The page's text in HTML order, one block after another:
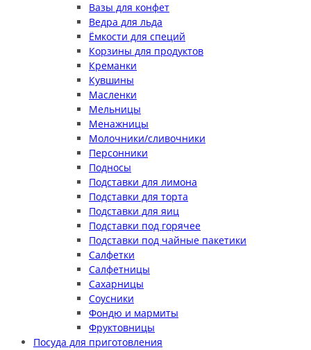
Вазы для конфет
Ведра для льда
Ёмкости для специй
Корзины для продуктов
Креманки
Кувшины
Масленки
Мельницы
Менажницы
Молочники/сливочники
Персонники
Подносы
Подставки для лимона
Подставки для торта
Подставки для яиц
Подставки под горячее
Подставки под чайные пакетики
Салфетки
Салфетницы
Сахарницы
Соусники
Фондю и мармиты
Фруктовницы
Посуда для приготовления